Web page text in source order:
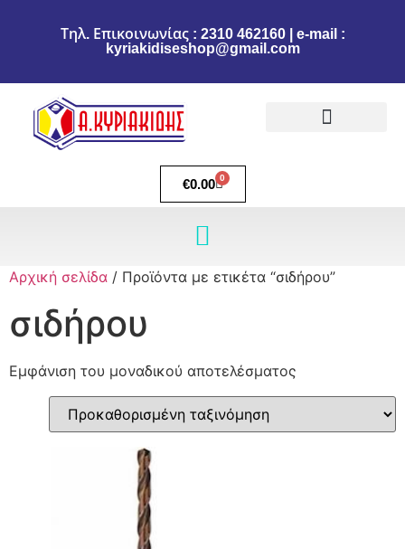
Τηλ. Επικοινωνίας : 2310 462160 | e-mail :
kyriakidiseshop@gmail.com
€0.00 0
Αρχική σελίδα / Προϊόντα με ετικέτα “σιδήρου”
σιδήρου
Εμφάνιση του μοναδικού αποτελέσματος